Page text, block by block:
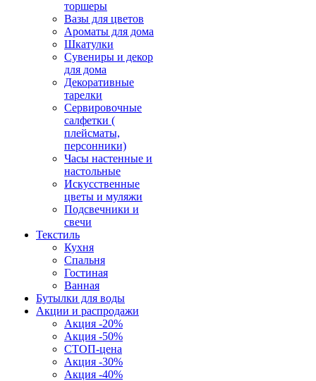
торшеры
Вазы для цветов
Ароматы для дома
Шкатулки
Сувениры и декор
для дома
Декоративные
тарелки
Сервировочные
салфетки (
плейсматы,
персонники)
Часы настенные и
настольные
Искусственные
цветы и муляжи
Подсвечники и
свечи
Текстиль
Кухня
Спальня
Гостиная
Ванная
Бутылки для воды
Акции и распродажи
Акция -20%
Акция -50%
СТОП-цена
Акция -30%
Акция -40%